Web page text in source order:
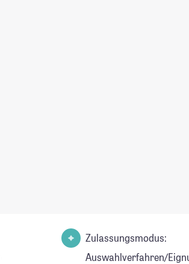
Zulassungsmodus:
Auswahlverfahren/